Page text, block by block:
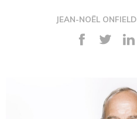
JEAN-NOËL ONFIELD